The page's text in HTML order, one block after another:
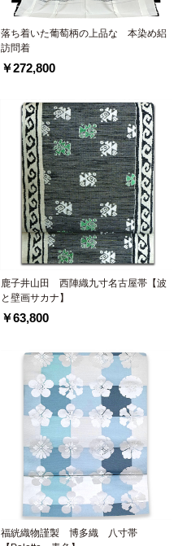
落ち着いた葡萄柄の上品な 本染め絽
訪問着
￥272,800
鹿子井山田 西陣織九寸名古屋帯【波
と壁画サカナ】
￥63,800
福絖織物謹製 博多織 八寸帯